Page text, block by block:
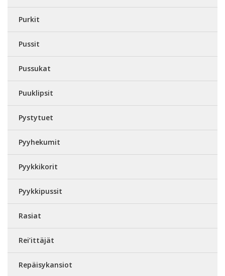
Purkit
Pussit
Pussukat
Puuklipsit
Pystytuet
Pyyhekumit
Pyykkikorit
Pyykkipussit
Rasiat
Rei’ittäjät
Repäisykansiot